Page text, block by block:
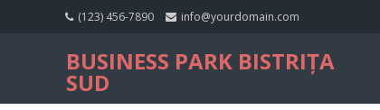
(123) 456-7890 info@yourdomain.com
BUSINESS PARK BISTRIȚA
SUD